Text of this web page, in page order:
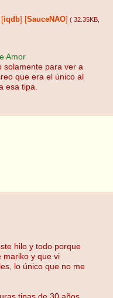
iqdb SauceNAO ( 32.35KB
Amor
solamente para ver a
que era el único al
esa tipa.
hilo y todo porque
mariko y que vi
lo único que no me